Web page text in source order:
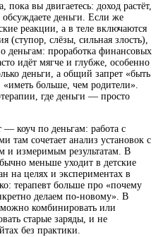
пока вы двигаетесь: доход растёт,
деньги. Если же
реакции, а в теле включаются
(ступор, слёзы, сильная злость),
деньгам: проработка финансовых
идёт мягче и глубже, особенно
деньги, а общий запрет «быть
больше, чем родители».
где деньги — просто
коуч по деньгам: работа с
сочетает анализ установок с
и измеримым результатам. В
меньше уходит в детские
на целях и экспериментах в
терапевт больше про «почему
делаем по‑новому». В
комбинировать или
старые заряды, и не
без практики.